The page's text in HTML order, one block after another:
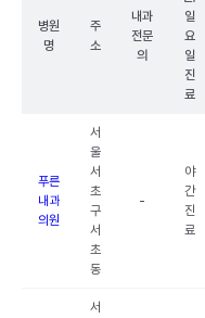
병원
명
주
소
내과
전문
의
일
요
일
진
료
푸른
내과
의원
서
울
서
초
구
서
초
동
-
야
간
진
료
서